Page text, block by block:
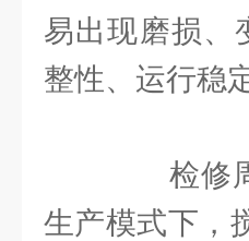
易出现磨损、
整性、运行稳
检修周
生产模式下，